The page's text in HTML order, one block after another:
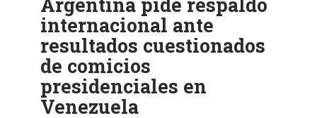
internacional ante
resultados cuestionados
de comicios
presidenciales en
Venezuela